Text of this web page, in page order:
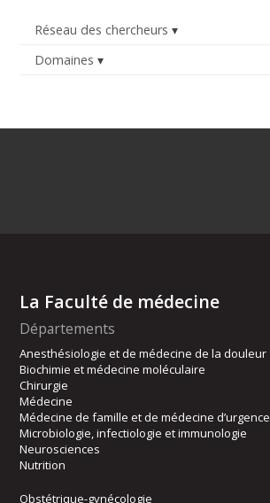
Réseau des chercheurs
Domaines
La Faculté de médecine
Départements
Anesthésiologie et de médecine de la douleur
Biochimie et médecine moléculaire
Chirurgie
Médecine
Médecine de famille et de médecine d’urgence
Microbiologie, infectiologie et immunologie
Neurosciences
Nutrition
Obstétrique-gynécologie